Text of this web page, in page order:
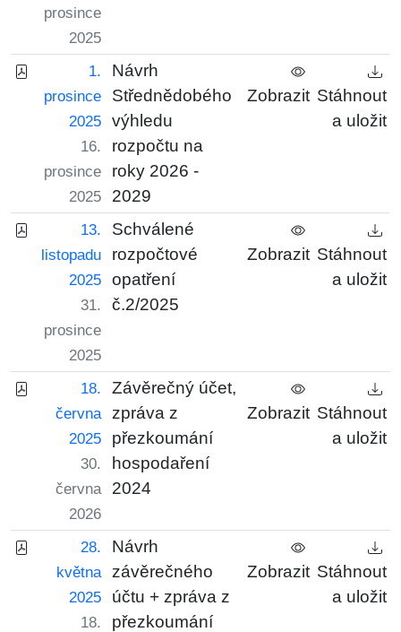
prosince
2025
1.
prosince
2025
16.
prosince
2025
Návrh
Střednědobého
výhledu
rozpočtu na
roky 2026 -
2029
Zobrazit Stáhnout
a uložit
13.
listopadu
2025
31.
prosince
2025
Schválené
rozpočtové
opatření
č.2/2025
Zobrazit Stáhnout
a uložit
18.
června
2025
30.
června
2026
Závěrečný účet,
zpráva z
přezkoumání
hospodaření
2024
Zobrazit Stáhnout
a uložit
28.
května
2025
18.
Návrh
závěrečného
účtu + zpráva z
přezkoumání
Zobrazit Stáhnout
a uložit